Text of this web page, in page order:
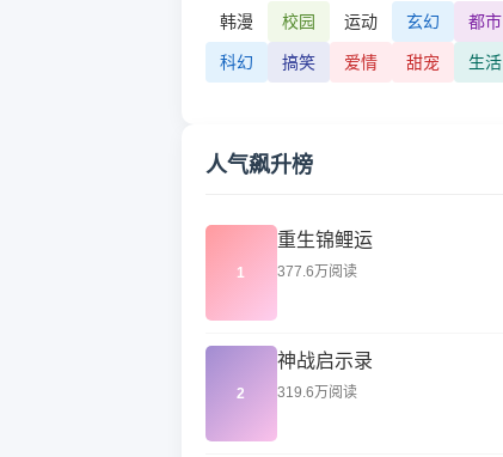
韩漫 校园 运动 玄幻 都市
科幻 搞笑 爱情 甜宠 生活
人气飙升榜
1
重生锦鲤运
377.6万阅读
2
神战启示录
319.6万阅读